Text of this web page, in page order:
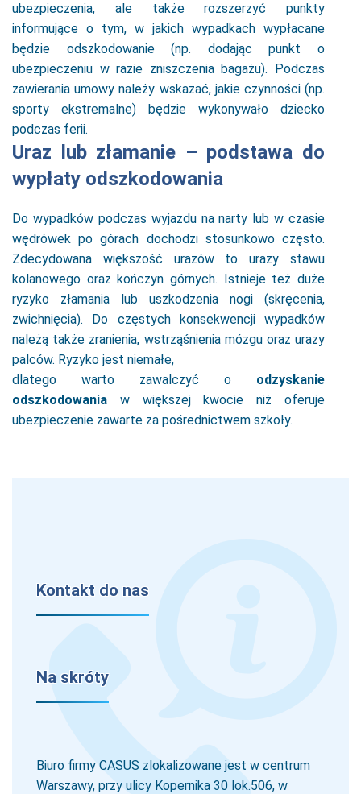
ubezpieczenia, ale także rozszerzyć punkty
informujące o tym, w jakich wypadkach wypłacane
będzie odszkodowanie (np. dodając punkt o
ubezpieczeniu w razie zniszczenia bagażu). Podczas
zawierania umowy należy wskazać, jakie czynności (np.
sporty ekstremalne) będzie wykonywało dziecko
podczas ferii.
Uraz lub złamanie – podstawa do
wypłaty odszkodowania
Do wypadków podczas wyjazdu na narty lub w czasie
wędrówek po górach dochodzi stosunkowo często.
Zdecydowana większość urazów to urazy stawu
kolanowego oraz kończyn górnych. Istnieje też duże
ryzyko złamania lub uszkodzenia nogi (skręcenia,
zwichnięcia). Do częstych konsekwencji wypadków
należą także zranienia, wstrząśnienia mózgu oraz urazy
palców. Ryzyko jest niemałe,
dlatego warto zawalczyć o odzyskanie
odszkodowania w większej kwocie niż oferuje
ubezpieczenie zawarte za pośrednictwem szkoły.
Kontakt do nas
Na skróty
Biuro firmy CASUS zlokalizowane jest w centrum
Warszawy, przy ulicy Kopernika 30 lok.506, w